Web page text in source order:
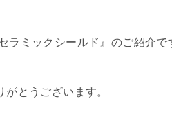
ミックシールド』のご紹介で
とうございます。